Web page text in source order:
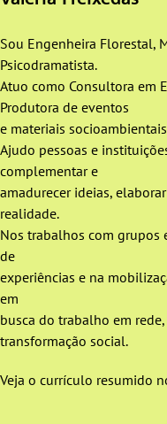
Sou Engenheira Florestal,
Psicodramatista.
Atuo como Consultora em
Produtora de eventos
e materiais
Ajudo pessoas e
complementar e
amadurecer ideias,
realidade.
Nos trabalhos com grupos
de
experiências e na
em
busca do trabalho em
transformação social.
Veja o currículo resumido